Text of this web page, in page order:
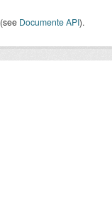
(see Documente API).